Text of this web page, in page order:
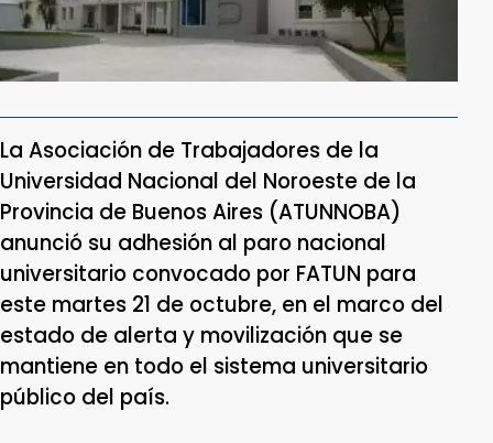
La Asociación de Trabajadores de la
Universidad Nacional del Noroeste de la
Provincia de Buenos Aires (ATUNNOBA)
anunció su adhesión al paro nacional
universitario convocado por FATUN para
este martes 21 de octubre, en el marco del
estado de alerta y movilización que se
mantiene en todo el sistema universitario
público del país.